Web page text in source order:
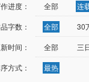
进度：
全部
连
字数：
全部
30
时间：
全部
三
方式：
最热